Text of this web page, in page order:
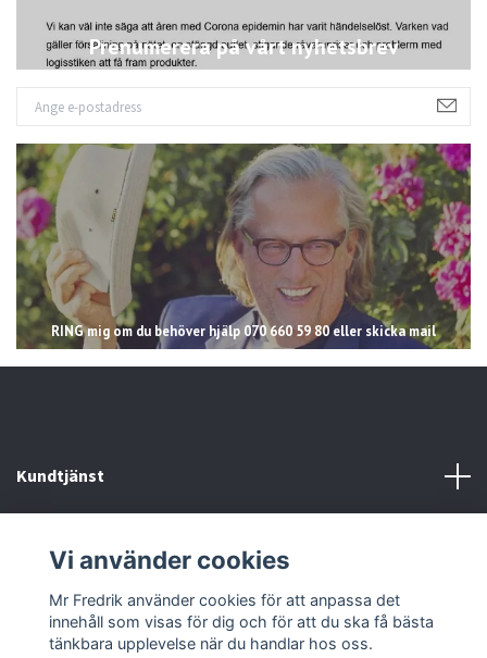
Prenumerera på vårt nyhetsbrev
RING mig om du behöver hjälp 070 660 59 80 eller skicka mail
Kundtjänst
Sociala medier
Vi använder cookies
Mr Fredrik använder cookies för att anpassa det
innehåll som visas för dig och för att du ska få bästa
tänkbara upplevelse när du handlar hos oss.